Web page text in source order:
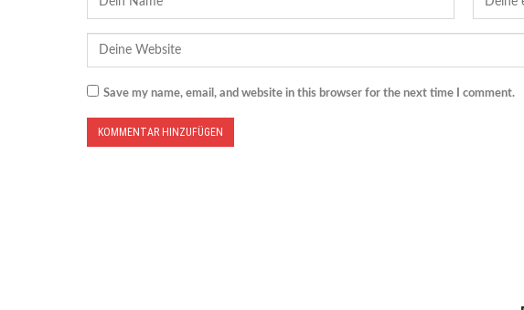
Save my name, email, and website in this browser for the next time I comment.